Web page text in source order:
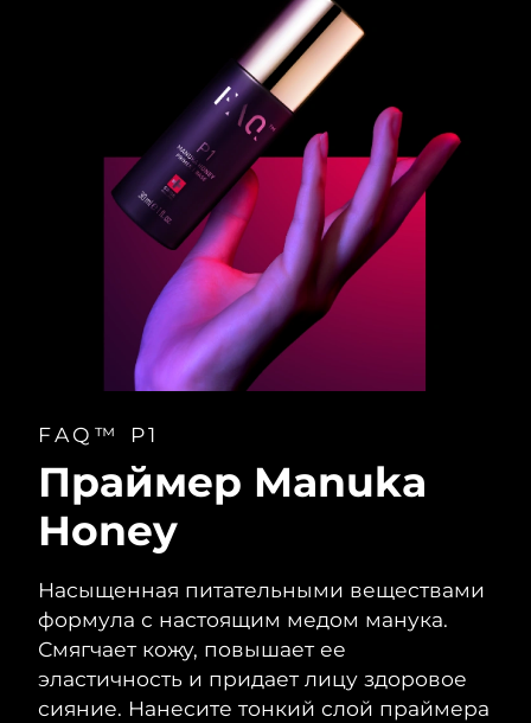
FAQ™ P1
Праймер Manuka
Honey
Насыщенная питательными веществами
формула с настоящим медом манука.
Смягчает кожу, повышает ее
эластичность и придает лицу здоровое
сияние. Нанесите тонкий слой праймера